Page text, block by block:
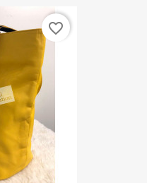
favorite_border